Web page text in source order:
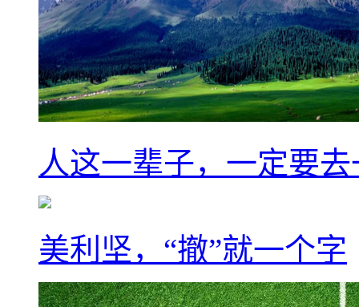
人这一辈子，一定要
美利坚，“撤”就一个字